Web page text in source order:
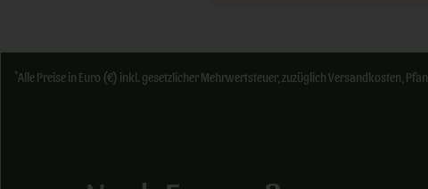
*Alle Preise in Euro (€) inkl. gesetzlicher Mehrwertsteuer, zuzüglich Versandkosten,